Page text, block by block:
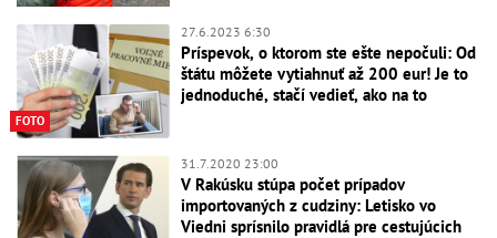
FOTO
27.6.2023 6:30
Príspevok, o ktorom ste ešte nepočuli: Od
štátu môžete vytiahnuť až 200 eur! Je to
jednoduché, stačí vedieť, ako na to
31.7.2020 23:00
V Rakúsku stúpa počet prípadov
importovaných z cudziny: Letisko vo
Viedni sprísnilo pravidlá pre cestujúcich